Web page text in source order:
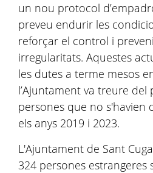
un nou protocol
preveu endurir les
reforçar el control i
irregularitats. Aquestes
les dutes a terme mesos
l’Ajuntament va treure del
persones que no s'havien
els anys 2019 i 2023.
L'Ajuntament de Sant
324 persones estrangeres